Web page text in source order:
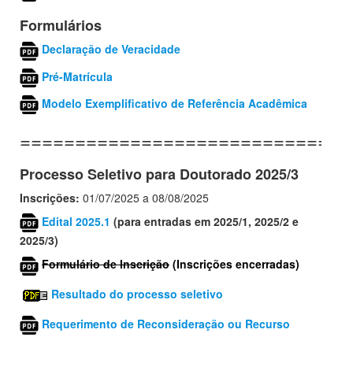
Formulários
Declaração de Veracidade
Pré-Matrícula
Modelo Exemplificativo de Referência Acadêmica
Processo Seletivo para Doutorado 2025/3
Inscrições: 01/07/2025 a 08/08/2025
Edital 2025.1 (para entradas em 2025/1, 2025/2 e
2025/3)
Formulário de Inscrição (Inscrições encerradas)
Resultado do processo seletivo
Requerimento de Reconsideração ou Recurso